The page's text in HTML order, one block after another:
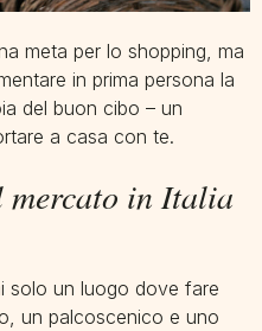
meta per lo shopping, ma
in prima persona la
del buon cibo – un
a casa con te.
mercato in Italia
solo un luogo dove fare
un palcoscenico e uno